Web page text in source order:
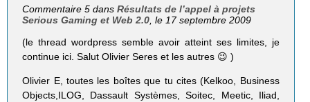
Commentaire 5 dansRésultats de l’appel à projets
Serious Gaming et Web 2.0, le 17 septembre 2009
(le thread wordpress semble avoir atteint ses limites, je
continue ici. Salut Olivier Seres et les autres 😉 )
Olivier E, toutes les boîtes que tu cites (Kelkoo, Business
Objects,ILOG, Dassault Systèmes, Soitec, Meetic, Iliad,